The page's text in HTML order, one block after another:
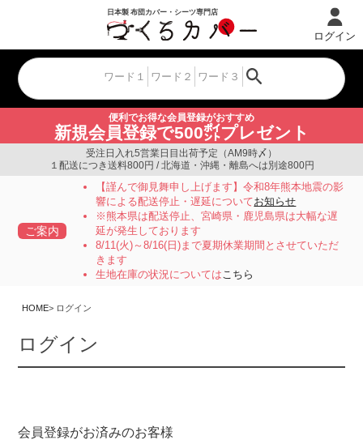
便利でお得な会員登録がおすすめ
新規会員登録で500㌽プレゼント
ログイン
受注日入れ5営業日目出荷予定（AM9時〆）
１配送につき送料800円 / 北海道・沖縄・離島へは別途800円
ご案内
【謹んで御見舞申し上げます】令和8年熊本地震の影
響による配送停止・遅延についてお知らせ
※熊本県は配送停止、宮崎県・鹿児島県は大幅な遅
延が発生しております
8/11(火)～8/16(日)まで夏期休業期間とさせていただ
きます
生地在庫の状況についてはこちら
HOME ログイン
ログイン
会員登録がお済みのお客様